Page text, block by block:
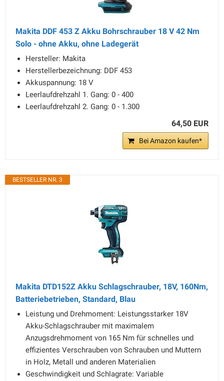
Makita DDF 453 Z Akku Bohrschrauber 18 V 42 Nm
Solo - ohne Akku, ohne Ladegerät
Hersteller: Makita
Herstellerbezeichnung: DDF 453
Akkuspannung: 18 V
Leerlaufdrehzahl 1. Gang: 0 - 400
Leerlaufdrehzahl 2. Gang: 0 - 1.300
64,50 EUR
Bei Amazon kaufen*
BESTSELLER NR. 3
Makita DTD152Z Akku Schlagschrauber, 18V, 160Nm,
Batteriebetrieben, Standard, Blau
Leistung und Drehmoment: Leistungsstarker 18V
Akku-Schlagschrauber mit maximalem
Anzugsdrehmoment von 165 Nm für schnelles und
effizientes Verschrauben von Schrauben und Muttern
in Holz, Metall und anderen Materialien
Geschwindigkeit und Schlagrate: Variable